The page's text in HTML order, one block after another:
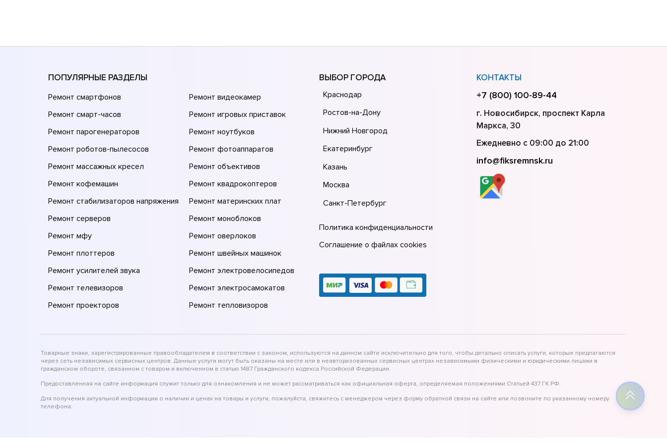
ПОПУЛЯРНЫЕ РАЗДЕЛЫ
Ремонт смартфонов
Ремонт смарт-часов
Ремонт парогенераторов
Ремонт роботов-пылесосов
Ремонт массажных кресел
Ремонт кофемашин
Ремонт стабилизаторов напряжения
Ремонт серверов
Ремонт мфу
Ремонт плоттеров
Ремонт усилителей звука
Ремонт телевизоров
Ремонт проекторов
Ремонт видеокамер
Ремонт игровых приставок
Ремонт ноутбуков
Ремонт фотоаппаратов
Ремонт объективов
Ремонт квадрокоптеров
Ремонт материнских плат
Ремонт моноблоков
Ремонт оверлоков
Ремонт швейных машинок
Ремонт электровелосипедов
Ремонт электросамокатов
Ремонт тепловизоров
ВЫБОР ГОРОДА
Краснодар
Ростов-на-Дону
Нижний Новгород
Екатеринбург
Казань
Москва
Санкт-Петербург
Политика конфиденциальности
Соглашение о файлах cookies
КОНТАКТЫ
+7 (800) 100-89-44
г. Новосибирск, проспект Карла
Маркса, 30
Ежедневно с 09:00 до 21:00
info@fiksremnsk.ru
Товарные знаки, зарегистрированные правообладателем в соответствии с законом, используются на данном сайте исключительно для того, чтобы детально описать услуги, которые предлагаются
через сеть независимых сервисных центров. Данные услуги могут быть оказаны на месте или в неавторизованных сервисных центрах независимыми физическими и юридическими лицами в
гражданском обороте, связанном с товаром и включенном в статью 1487 Гражданского кодекса Российской Федерации.
Предоставленная на сайте информация служит только для ознакомления и не может рассматриваться как официальная оферта, определяемая положениями Статьей 437 ГК РФ.
Для получения актуальной информации о наличии и ценах на товары и услуги, пожалуйста, свяжитесь с менеджером через форму обратной связи на сайте или позвоните по указанному номеру
телефона.